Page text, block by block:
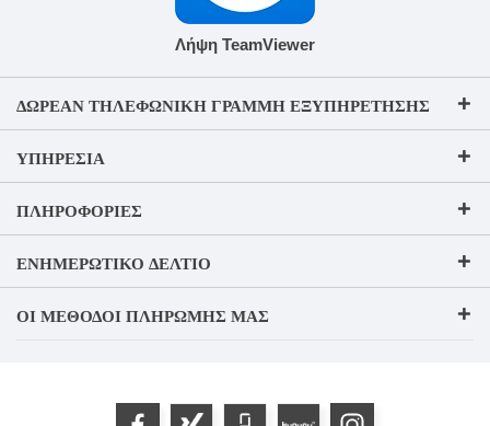
Λήψη TeamViewer
ΔΩΡΕΆΝ ΤΗΛΕΦΩΝΙΚΉ ΓΡΑΜΜΉ ΕΞΥΠΗΡΈΤΗΣΗΣ
ΥΠΗΡΕΣΊΑ
ΠΛΗΡΟΦΟΡΊΕΣ
ΕΝΗΜΕΡΩΤΙΚΌ ΔΕΛΤΊΟ
ΟΙ ΜΈΘΟΔΟΙ ΠΛΗΡΩΜΉΣ ΜΑΣ